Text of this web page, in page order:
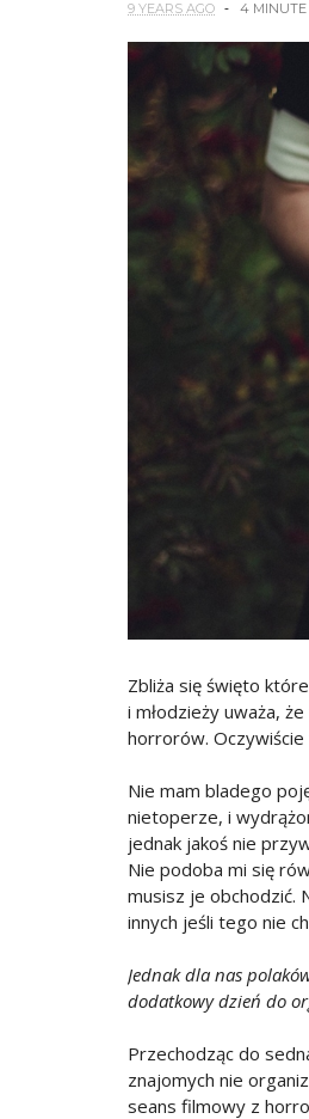
9 YEARS AGO 4 MINUTE
Zbliża się święto
i młodzieży uważa,
horrorów.
Nie mam bladego
nietoperze, i
jednak jakoś nie
Nie podoba mi się
musisz je obchodzić.
innych jeśli tego nie
Jednak dla nas
dodatkowy dzień do
Przechodząc do
znajomych nie
seans filmowy z